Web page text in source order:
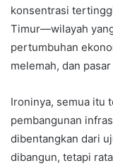
konsentrasi
Timur—wilayah
pertumbuhan
melemah, dan
Ironinya, semua itu
pembangunan
dibentangkan dari
dibangun, tetapi